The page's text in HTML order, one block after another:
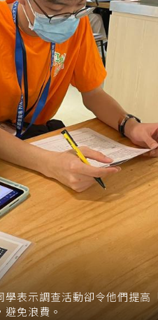
表示調查活動卻令他們提高
免浪費。